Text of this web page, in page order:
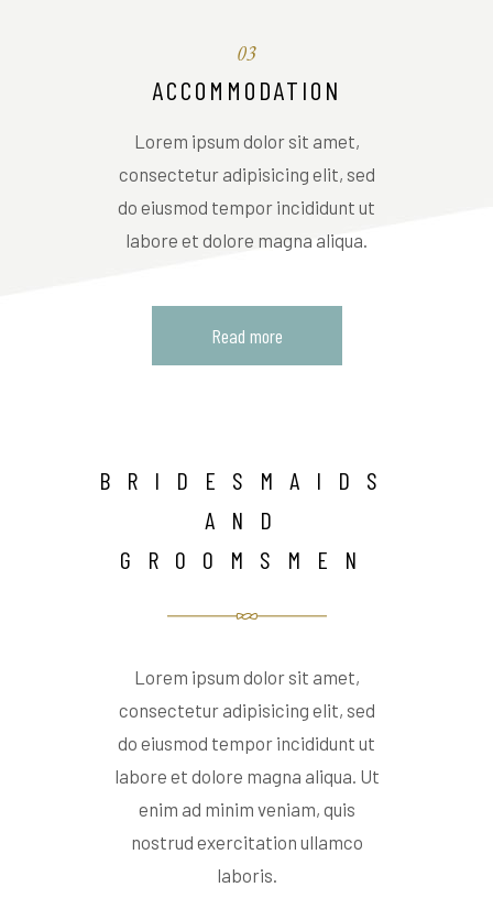
03
ACCOMMODATION
Lorem ipsum dolor sit amet,
consectetur adipisicing elit, sed
do eiusmod tempor incididunt ut
labore et dolore magna aliqua.
Read more
BRIDESMAIDS
AND
GROOMSMEN
Lorem ipsum dolor sit amet,
consectetur adipisicing elit, sed
do eiusmod tempor incididunt ut
labore et dolore magna aliqua. Ut
enim ad minim veniam, quis
nostrud exercitation ullamco
laboris.